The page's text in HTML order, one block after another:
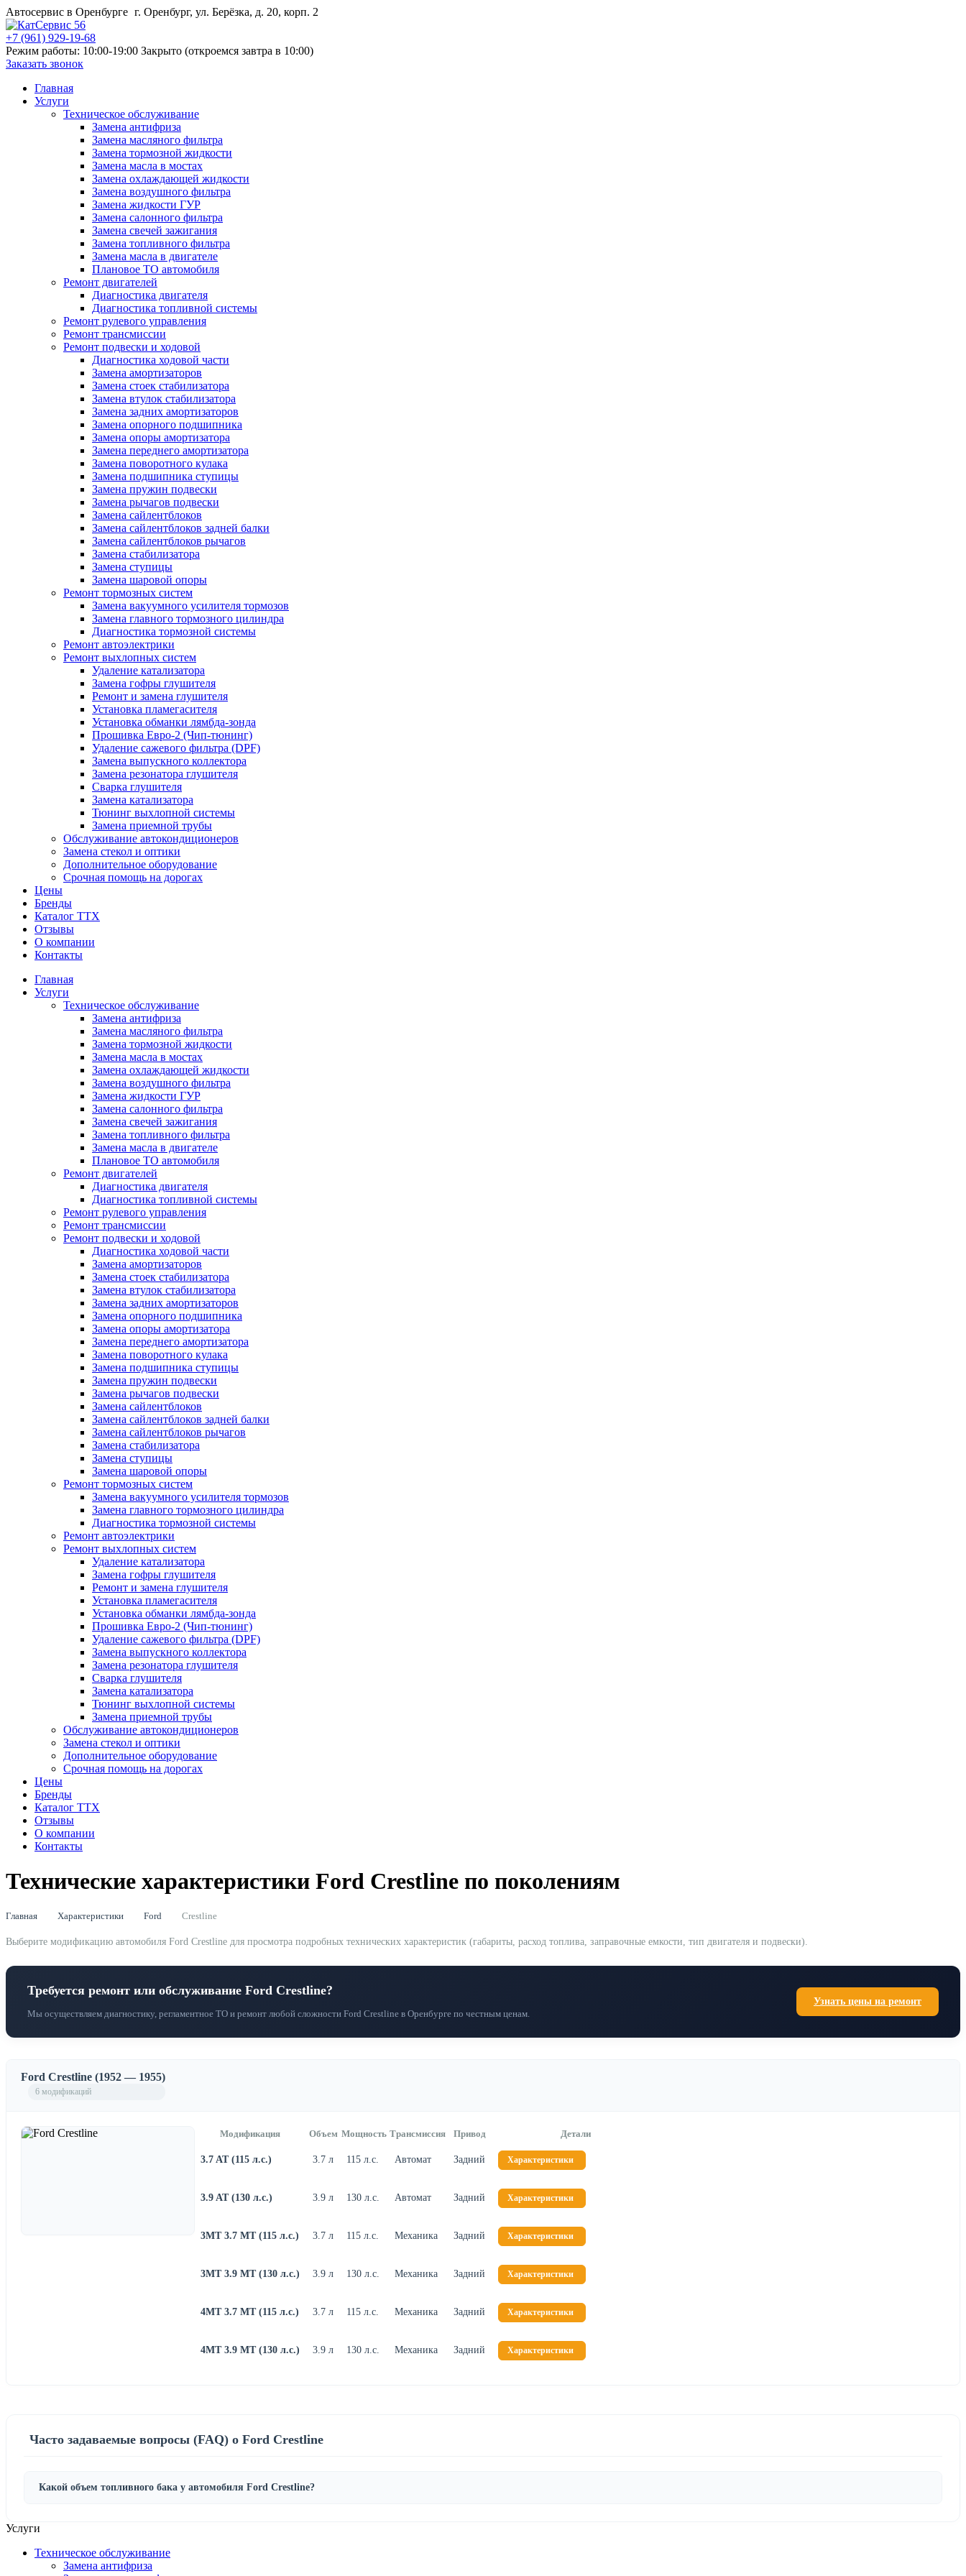
Автосервис в Оренбурге г. Оренбург, ул. Берёзка, д. 20, корп. 2
+7 (961) 929-19-68
Режим работы: 10:00-19:00 Закрыто (откроемся завтра в 10:00)
Заказать звонок
Главная
Услуги
Техническое обслуживание
Замена антифриза
Замена масляного фильтра
Замена тормозной жидкости
Замена масла в мостах
Замена охлаждающей жидкости
Замена воздушного фильтра
Замена жидкости ГУР
Замена салонного фильтра
Замена свечей зажигания
Замена топливного фильтра
Замена масла в двигателе
Плановое ТО автомобиля
Ремонт двигателей
Диагностика двигателя
Диагностика топливной системы
Ремонт рулевого управления
Ремонт трансмиссии
Ремонт подвески и ходовой
Диагностика ходовой части
Замена амортизаторов
Замена стоек стабилизатора
Замена втулок стабилизатора
Замена задних амортизаторов
Замена опорного подшипника
Замена опоры амортизатора
Замена переднего амортизатора
Замена поворотного кулака
Замена подшипника ступицы
Замена пружин подвески
Замена рычагов подвески
Замена сайлентблоков
Замена сайлентблоков задней балки
Замена сайлентблоков рычагов
Замена стабилизатора
Замена ступицы
Замена шаровой опоры
Ремонт тормозных систем
Замена вакуумного усилителя тормозов
Замена главного тормозного цилиндра
Диагностика тормозной системы
Ремонт автоэлектрики
Ремонт выхлопных систем
Удаление катализатора
Замена гофры глушителя
Ремонт и замена глушителя
Установка пламегасителя
Установка обманки лямбда-зонда
Прошивка Евро-2 (Чип-тюнинг)
Удаление сажевого фильтра (DPF)
Замена выпускного коллектора
Замена резонатора глушителя
Сварка глушителя
Замена катализатора
Тюнинг выхлопной системы
Замена приемной трубы
Обслуживание автокондиционеров
Замена стекол и оптики
Дополнительное оборудование
Срочная помощь на дорогах
Цены
Бренды
Каталог ТТХ
Отзывы
О компании
Контакты
Главная
Услуги
Техническое обслуживание
Замена антифриза
Замена масляного фильтра
Замена тормозной жидкости
Замена масла в мостах
Замена охлаждающей жидкости
Замена воздушного фильтра
Замена жидкости ГУР
Замена салонного фильтра
Замена свечей зажигания
Замена топливного фильтра
Замена масла в двигателе
Плановое ТО автомобиля
Ремонт двигателей
Диагностика двигателя
Диагностика топливной системы
Ремонт рулевого управления
Ремонт трансмиссии
Ремонт подвески и ходовой
Диагностика ходовой части
Замена амортизаторов
Замена стоек стабилизатора
Замена втулок стабилизатора
Замена задних амортизаторов
Замена опорного подшипника
Замена опоры амортизатора
Замена переднего амортизатора
Замена поворотного кулака
Замена подшипника ступицы
Замена пружин подвески
Замена рычагов подвески
Замена сайлентблоков
Замена сайлентблоков задней балки
Замена сайлентблоков рычагов
Замена стабилизатора
Замена ступицы
Замена шаровой опоры
Ремонт тормозных систем
Замена вакуумного усилителя тормозов
Замена главного тормозного цилиндра
Диагностика тормозной системы
Ремонт автоэлектрики
Ремонт выхлопных систем
Удаление катализатора
Замена гофры глушителя
Ремонт и замена глушителя
Установка пламегасителя
Установка обманки лямбда-зонда
Прошивка Евро-2 (Чип-тюнинг)
Удаление сажевого фильтра (DPF)
Замена выпускного коллектора
Замена резонатора глушителя
Сварка глушителя
Замена катализатора
Тюнинг выхлопной системы
Замена приемной трубы
Обслуживание автокондиционеров
Замена стекол и оптики
Дополнительное оборудование
Срочная помощь на дорогах
Цены
Бренды
Каталог ТТХ
Отзывы
О компании
Контакты
Технические характеристики Ford Crestline по поколениям
Главная Характеристики Ford Crestline
Выберите модификацию автомобиля Ford Crestline для просмотра подробных технических характеристик (габариты, расход топлива, заправочные емкости, тип двигателя и подвески).
Требуется ремонт или обслуживание Ford Crestline?
Мы осуществляем диагностику, регламентное ТО и ремонт любой сложности Ford Crestline в Оренбурге по честным ценам.
Узнать цены на ремонт
Ford Crestline (1952 — 1955)
6 модификаций
Модификация Объем Мощность Трансмиссия Привод Детали
3.7 AT (115 л.с.) 3.7 л 115 л.с. Автомат Задний Характеристики
3.9 AT (130 л.с.) 3.9 л 130 л.с. Автомат Задний Характеристики
3MT 3.7 MT (115 л.с.) 3.7 л 115 л.с. Механика Задний Характеристики
3MT 3.9 MT (130 л.с.) 3.9 л 130 л.с. Механика Задний Характеристики
4MT 3.7 MT (115 л.с.) 3.7 л 115 л.с. Механика Задний Характеристики
4MT 3.9 MT (130 л.с.) 3.9 л 130 л.с. Механика Задний Характеристики
Часто задаваемые вопросы (FAQ) о Ford Crestline
Какой объем топливного бака у автомобиля Ford Crestline?
Услуги
Техническое обслуживание
Замена антифриза